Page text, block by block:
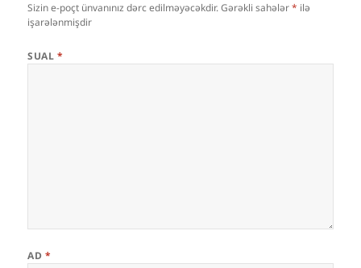
Sizin e-poçt ünvanınız dərc edilməyəcəkdir. Gərəkli sahələr* ilə
işarələnmişdir
SUAL *
AD *